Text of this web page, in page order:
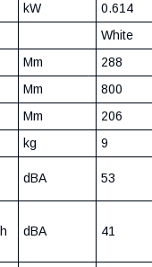
kW 0.614
White
Mm 288
Mm 800
Mm 206
kg 9
dBA 53
dBA 41